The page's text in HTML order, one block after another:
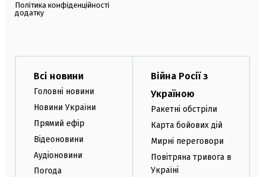
Політика конфіденційності
додатку
Всі новини
Головні новини
Новини України
Прямий ефір
Відеоновини
Аудіоновини
Погода
Війна Росії з
Україною
Ракетні обстріли
Карта бойових дій
Мирні переговори
Повітряна тривога в
Україні